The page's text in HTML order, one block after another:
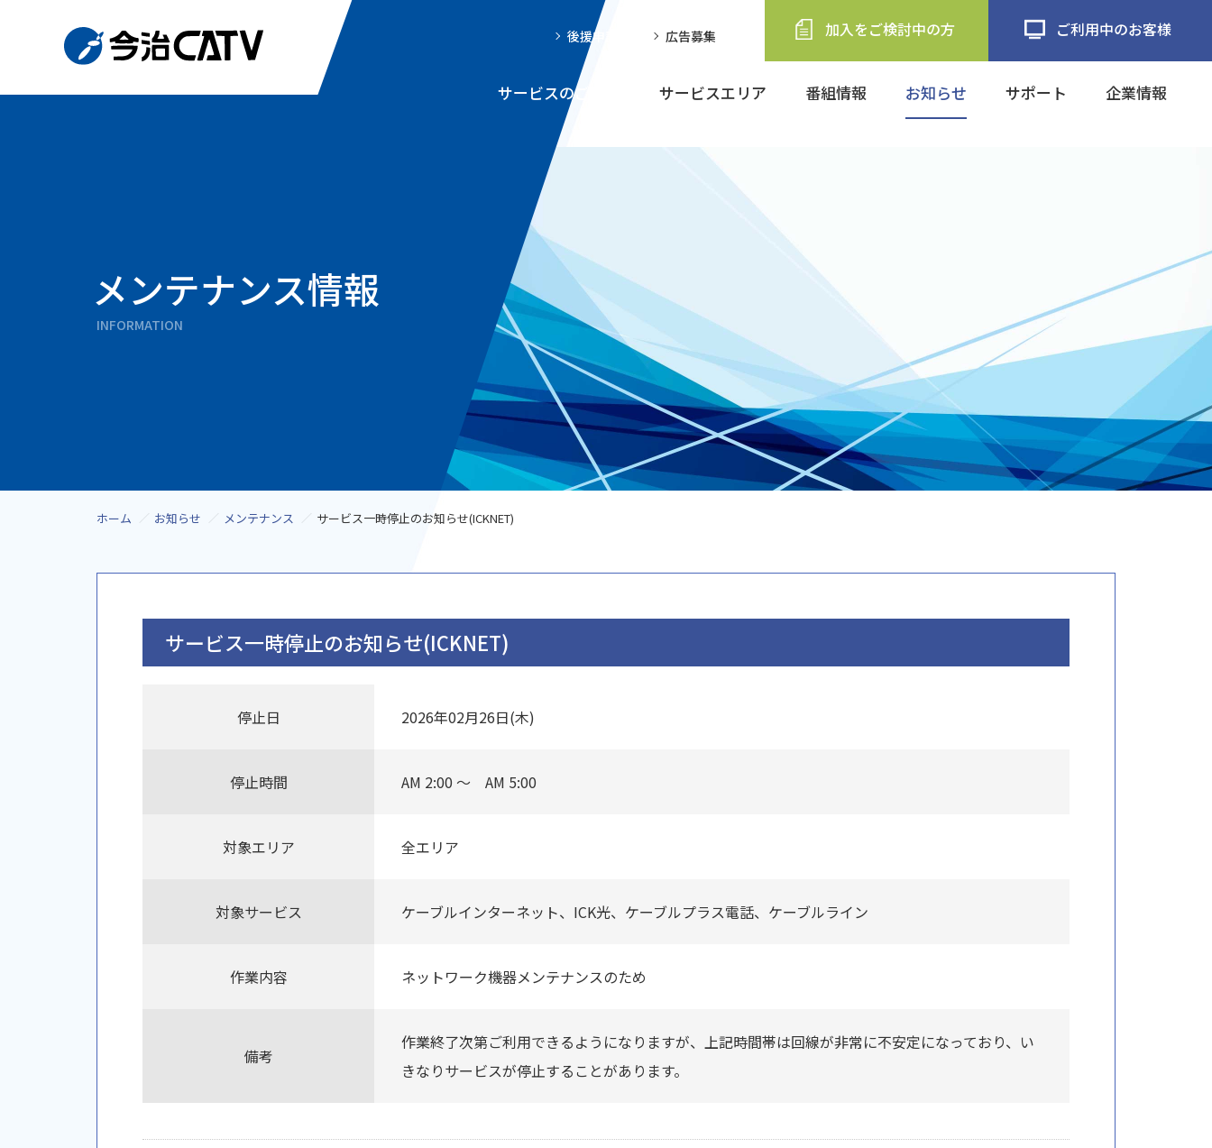
後援申請 広告募集 加入をご検討中の方 ご利用中のお客様
サービスのご案内 サービスエリア 番組情報 お知らせ サポート 企業情報
メンテナンス情報
INFORMATION
ホーム お知らせ メンテナンス サービス一時停止のお知らせ(ICKNET)
サービス一時停止のお知らせ(ICKNET)
停止日 2026年02月26日(木)
停止時間 AM 2:00 ～ AM 5:00
対象エリア 全エリア
対象サービス ケーブルインターネット、ICK光、ケーブルプラス電話、ケーブルライン
作業内容 ネットワーク機器メンテナンスのため
備考
作業終了次第ご利用できるようになりますが、上記時間帯は回線が非常に不安定になっており、い
きなりサービスが停止することがあります。